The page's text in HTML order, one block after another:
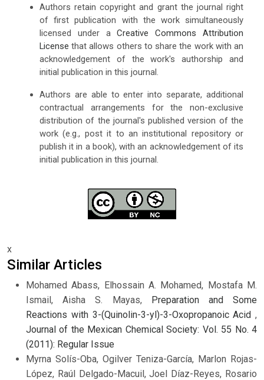
Authors retain copyright and grant the journal right
of first publication with the work simultaneously
licensed under aCreative Commons Attribution
License that allows others to share the work with an
acknowledgement of the work's authorship and
initial publication in this journal.
Authors are able to enter into separate, additional
contractual arrangements for the non-exclusive
distribution of the journal's published version of the
work (e.g., post it to an institutional repository or
publish it in a book), with an acknowledgement of its
initial publication in this journal.
x
Similar Articles
Mohamed Abass, Elhossain A. Mohamed, Mostafa M.
Ismail, Aisha S. Mayas, Preparation and Some
Reactions with 3-(Quinolin-3-yl)-3-Oxopropanoic Acid ,
Journal of the Mexican Chemical Society: Vol. 55 No. 4
(2011): Regular Issue
Myrna Solís-Oba, Ogilver Teniza-García, Marlon Rojas-
López, Raúl Delgado-Macuil, Joel Díaz-Reyes, Rosario